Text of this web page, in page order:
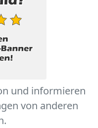
und informieren
von anderen